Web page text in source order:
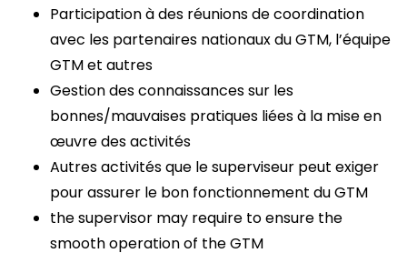
Participation à des réunions de coordination
avec les partenaires nationaux du GTM, l’équipe
GTM et autres
Gestion des connaissances sur les
bonnes/mauvaises pratiques liées à la mise en
œuvre des activités
Autres activités que le superviseur peut exiger
pour assurer le bon fonctionnement du GTM
the supervisor may require to ensure the
smooth operation of the GTM